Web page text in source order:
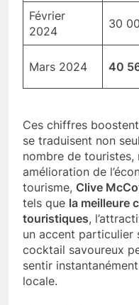
Février
2024
30
Mars 2024 40
Ces chiffres
se traduisent non
nombre de touristes,
amélioration de
tourisme, Clive
tels que la meilleure
touristiques,
un accent particulier
cocktail savoureux
sentir
locale.